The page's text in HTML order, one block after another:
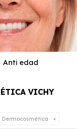
Anti edad
VICHY
Dermocosmética